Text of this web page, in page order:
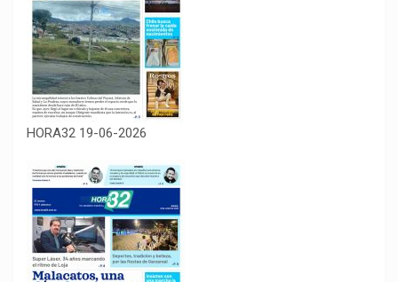
HORA32 19-06-2026